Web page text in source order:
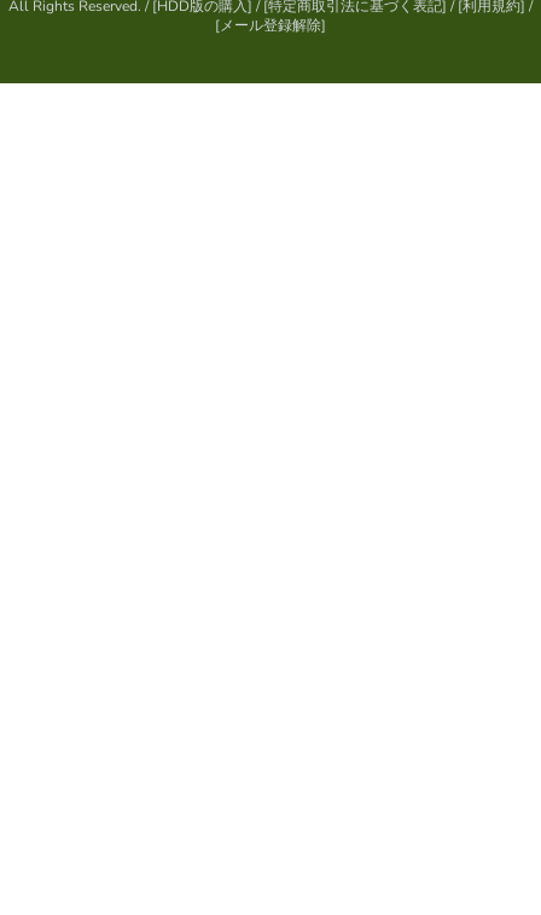
All Rights Reserved. / [HDD版の購入] / [特定商取引法に基づく表記] / [利用規約] /
[メール登録解除]